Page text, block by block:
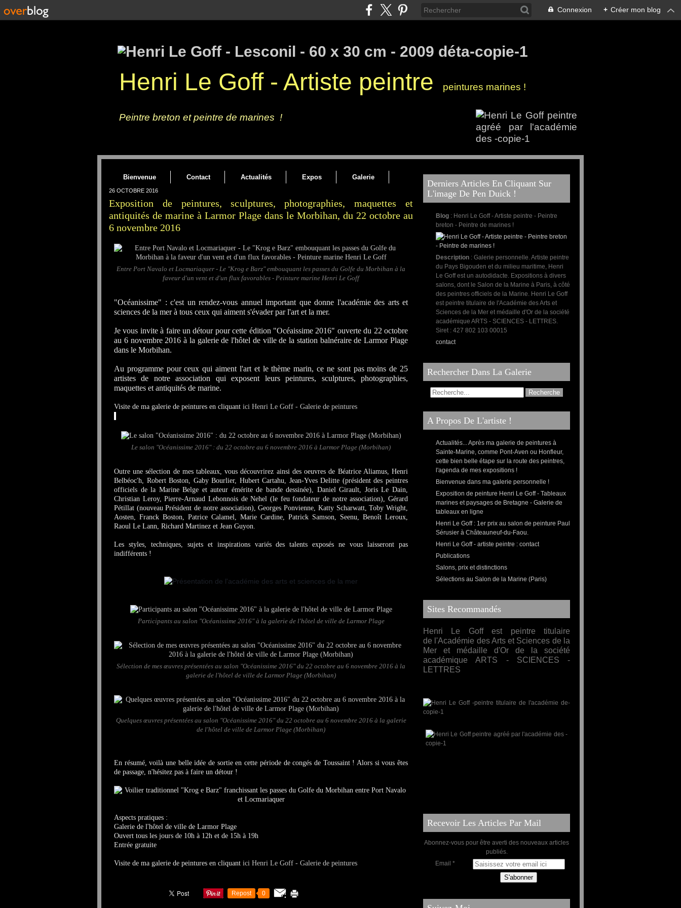
Connexion + Créer mon blog
Henri Le Goff - Artiste peintre peintures marines !
Peintre breton et peintre de marines !
Bienvenue Contact Actualités Expos Galerie
26 OCTOBRE 2016
Exposition de peintures, sculptures, photographies, maquettes et
antiquités de marine à Larmor Plage dans le Morbihan, du 22 octobre au
6 novembre 2016
Entre Port Navalo et Locmariaquer - Le "Krog e Barz" embouquant les passes du Golfe du Morbihan à la
faveur d'un vent et d'un flux favorables - Peinture marine Henri Le Goff
"Océanissime" : c'est un rendez-vous annuel important que donne l'académie des arts et
sciences de la mer à tous ceux qui aiment s'évader par l'art et la mer.
Je vous invite à faire un détour pour cette édition "Océaissime 2016" ouverte du 22 octobre
au 6 novembre 2016 à la galerie de l'hôtel de ville de la station balnéraire de Larmor Plage
dans le Morbihan.
Au programme pour ceux qui aiment l'art et le thème marin, ce ne sont pas moins de 25
artistes de notre association qui exposent leurs peintures, sculptures, photographies,
maquettes et antiquités de marine.
Visite de ma galerie de peintures en cliquant ici Henri Le Goff - Galerie de peintures
Le salon "Océanissime 2016" : du 22 octobre au 6 novembre 2016 à Larmor Plage (Morbihan)
Outre une sélection de mes tableaux, vous découvrirez ainsi des oeuvres de Béatrice Aliamus, Henri
Belbéoc'h, Robert Boston, Gaby Bourlier, Hubert Cartahu, Jean-Yves Delitte (président des peintres
officiels dela Marine Belge et auteur émérite de bande dessinée), Daniel Girault, Joris Le Dain,
Christian Leroy, Pierre-Arnaud Lebonnois de Nehel (le feu fondateur de notre association), Gérard
Pétillat (nouveau Président de notre association), Georges Ponvienne, Katty Scharwatt, Toby Wright,
Aosten, Franck Boston, Patrice Calamel, Marie Cardine, Patrick Samson, Seenu, Benoît Leroux,
Raoul Le Lann, Richard Martinez et Jean Guyon.
Les styles, techniques, sujets et inspirations variés des talents exposés ne vous laisseront pas
indifférents !
Participants au salon "Océanissime 2016" à la galerie de l'hôtel de ville de Larmor Plage
Sélection de mes œuvres présentées au salon "Océanissime 2016" du 22 octobre au 6 novembre 2016 à la
galerie de l'hôtel de ville de Larmor Plage (Morbihan)
Quelques œuvres présentées au salon "Océanissime 2016" du 22 octobre au 6 novembre 2016 à la galerie
de l'hôtel de ville de Larmor Plage (Morbihan)
En résumé, voilà une belle idée de sortie en cette période de congés de Toussaint ! Alors si vous êtes
de passage, n'hésitez pas à faire un détour !
Aspects pratiques :
Galerie de l'hôtel de ville de Larmor Plage
Ouvert tous les jours de 10h à 12h et de 15h à 19h
Entrée gratuite
Visite de ma galerie de peintures en cliquant ici Henri Le Goff - Galerie de peintures
Repost 0
Derniers Articles En Cliquant Sur
L'image De Pen Duick !
Blog : Henri Le Goff - Artiste peintre - Peintre
breton - Peintre de marines !
Description : Galerie personnelle. Artiste peintre
du Pays Bigouden et du milieu maritime, Henri
Le Goff est un autodidacte. Expositions à divers
salons, dont le Salon de la Marine à Paris, à côté
des peintres officiels de la Marine. Henri Le Goff
est peintre titulaire de l'Académie des Arts et
Sciences de la Mer et médaille d'Or de la société
académique ARTS - SCIENCES - LETTRES.
Siret : 427 802 103 00015
contact
Rechercher Dans La Galerie
A Propos De L'artiste !
Actualités... Après ma galerie de peintures à
Sainte-Marine, comme Pont-Aven ou Honfleur,
cette bien belle étape sur la route des peintres,
l'agenda de mes expositions !
Bienvenue dans ma galerie personnelle !
Exposition de peinture Henri Le Goff - Tableaux
marines et paysages de Bretagne - Galerie de
tableaux en ligne
Henri Le Goff : 1er prix au salon de peinture Paul
Sérusier à Châteauneuf-du-Faou.
Henri Le Goff - artiste peintre : contact
Publications
Salons, prix et distinctions
Sélections au Salon de la Marine (Paris)
Sites Recommandés
Henri Le Goff est peintre titulaire
de l'Académie des Arts et Sciences de la
Mer et médaille d'Or de la société
académique ARTS - SCIENCES -
LETTRES
Recevoir Les Articles Par Mail
Abonnez-vous pour être averti des nouveaux articles
publiés.
Email